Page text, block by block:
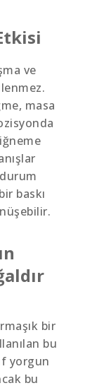
ve
masa
baskı
bir
bu
yorgun
bu